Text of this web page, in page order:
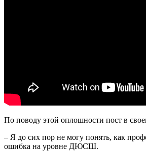
По поводу этой оплошности пост в
– Я до сих пор не могу понять, как
ошибка на уровне ДЮСШ.